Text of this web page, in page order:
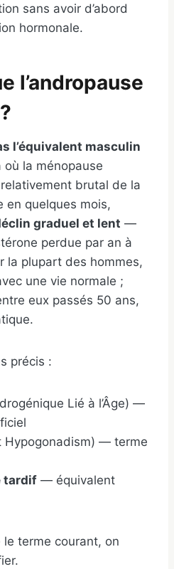
sans avoir d’abord
hormonale.
l’andropause
l’équivalent masculin
où la ménopause
brutal de la
en quelques mois,
graduel et lent —
perdue par an à
la plupart des hommes,
une vie normale ;
eux passés 50 ans,
précis :
Lié à l’Âge) —
Hypogonadism) — terme
tardif — équivalent
le terme courant, on